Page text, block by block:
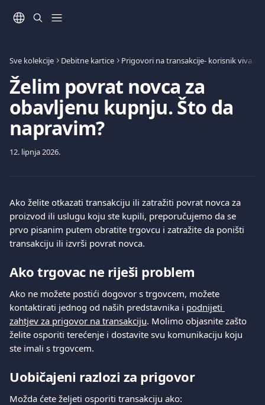
Sve kolekcije Debitne kartice Prigovori na transakcije- korisnik
Želim povrat novca za
obavljenu kupnju. Što da
napravim?
12. lipnja 2026.
Ako želite otkazati transakciju ili zatražiti povrat novca za
proizvod ili uslugu koju ste kupili, preporučujemo da se
prvo pisanim putem obratite trgovcu i zatražite da poništi
transakciju ili izvrši povrat novca.
Ako trgovac ne riješi problem
Ako ne možete postići dogovor s trgovcem, možete
kontaktirati jednog od naših predstavnika i podnijeti
zahtjev za prigovor na transakciju. Molimo objasnite zašto
želite osporiti terećenje i dostavite svu komunikaciju koju
ste imali s trgovcem.
Uobičajeni razlozi za prigovor
Možda ćete željeti osporiti transakciju ako: